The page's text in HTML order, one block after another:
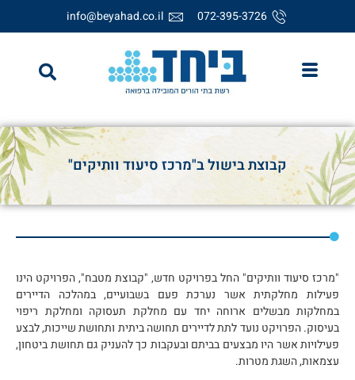
072-395-3726
info@beyahad.co.il
קבוצת בישול ב"מרכז סיעוד וותיקים"
"מרכז סיעוד וותיקים" החל בפרויקט חדש, "קבוצת מטבח", הפרויקט הינו
פעילות מחלקתית אשר נערכת פעם בשבועיים, במהלכה הדיירים
במחלקות מבשלים ארוחה יחד עם מחלקת תעסוקה ומחלקת ריפוי
בעיסוק. הפרויקט נועד לתת לדיירים תחושה ביתית ותחושת שייכות, לבצע
פעילויות אשר היו מבצעים בביתם ובעקבות כך להעניק גם תחושת ביטחון,
עצמאות, השגת מטרות.